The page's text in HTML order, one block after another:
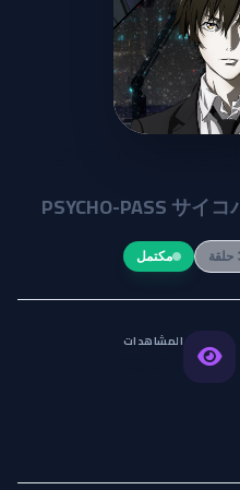
Psycho-Pass
PSYCHO-PASS サイ
مكتمل
المشاهدات